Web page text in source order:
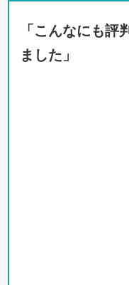
「こんなにも評
ました」